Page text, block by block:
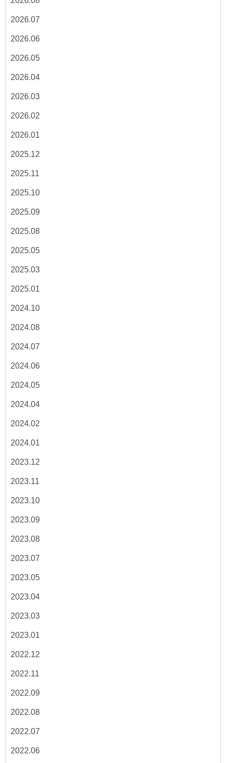
2026.07
2026.06
2026.05
2026.04
2026.03
2026.02
2026.01
2025.12
2025.11
2025.10
2025.09
2025.08
2025.05
2025.03
2025.01
2024.10
2024.08
2024.07
2024.06
2024.05
2024.04
2024.02
2024.01
2023.12
2023.11
2023.10
2023.09
2023.08
2023.07
2023.05
2023.04
2023.03
2023.01
2022.12
2022.11
2022.09
2022.08
2022.07
2022.06